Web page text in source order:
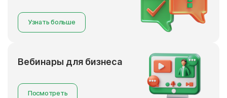
Узнать больше
Вебинары для бизнеса
Посмотреть